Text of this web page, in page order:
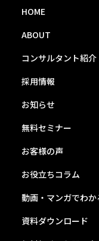
HOME
ABOUT
コンサルタント紹介
採用情報
お知らせ
無料セミナー
お客様の声
お役立ちコラム
動画・マンガでわか
資料ダウンロード